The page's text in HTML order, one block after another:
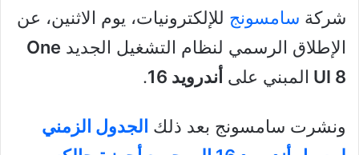
شركة سامسونج للإلكترونيات، يوم الاثنين، عن
الإطلاق الرسمي لنظام التشغيل الجديد One
UI 8 المبني على أندرويد 16 .
ونشرت سامسونج بعد ذلك الجدول الزمني